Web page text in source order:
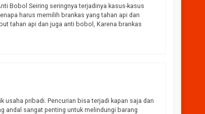
Bobol Seiring seringnya terjadinya kasus-kasus
harus memilih brankas yang tahan api dan
tahan api dan juga anti bobol, Karena brankas
pribadi. Pencurian bisa terjadi kapan saja dan
andal sangat penting untuk melindungi barang